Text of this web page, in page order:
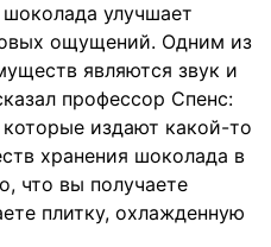
улучшает
ощущений. Одним из
являются звук и
профессор Спенс:
издают какой-то
хранения шоколада в
что вы получаете
плитку, охлажденную